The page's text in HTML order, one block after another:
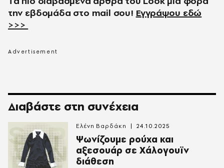
την εβδομάδα στο mail σου! Εγγράψου εδώ
>>>
Διαβάστε στη συνέχεια
Ψωνίζουμε ρούχα και
αξεσουάρ σε Χάλογουϊν
διάθεση
Ελένη Βαρδάκη 24.10.2025